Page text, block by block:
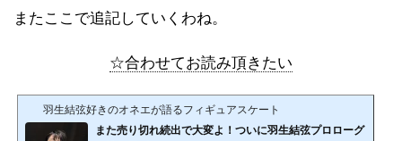
またここで追記していくわね。
☆合わせてお読み頂きたい
羽生結弦好きのオネエが語るフィギュアスケート
また売り切れ続出で大変よ！ついに羽生結弦プロローグ